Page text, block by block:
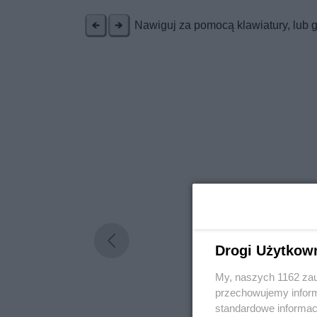
Nawiguj za pomocą klawiatury, lub
Drogi
My, naszych 1162
przechowujemy
standardowe